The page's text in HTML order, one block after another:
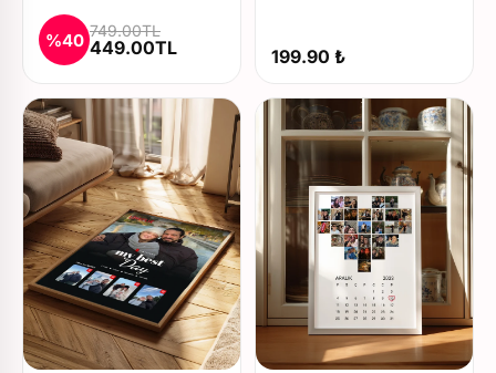
Baskılı Kupa ve Yastık
Seti
%40 749.00TL
449.00TL 199.90 ₺